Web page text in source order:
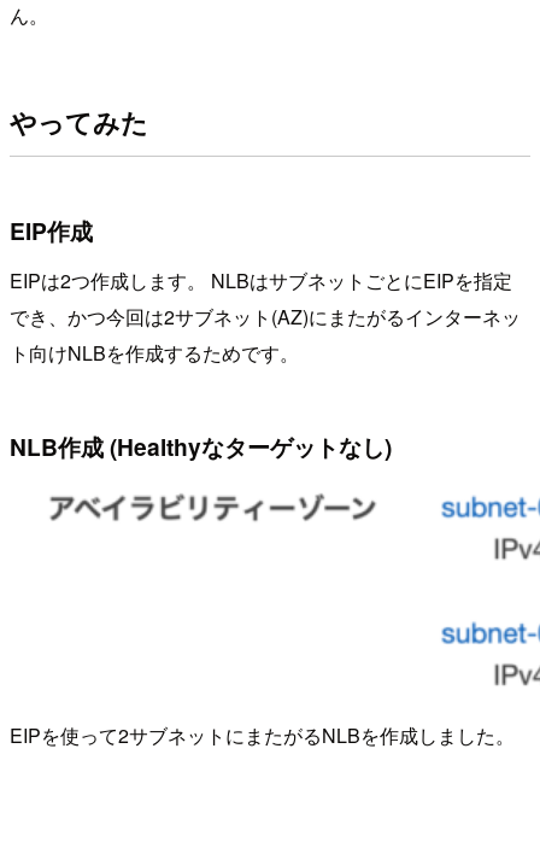
ん。
やってみた
EIP作成
EIPは2つ作成します。 NLBはサブネットごとにEIPを指定
でき、かつ今回は2サブネット(AZ)にまたがるインターネッ
ト向けNLBを作成するためです。
NLB作成 (Healthyなターゲットなし)
EIPを使って2サブネットにまたがるNLBを作成しました。